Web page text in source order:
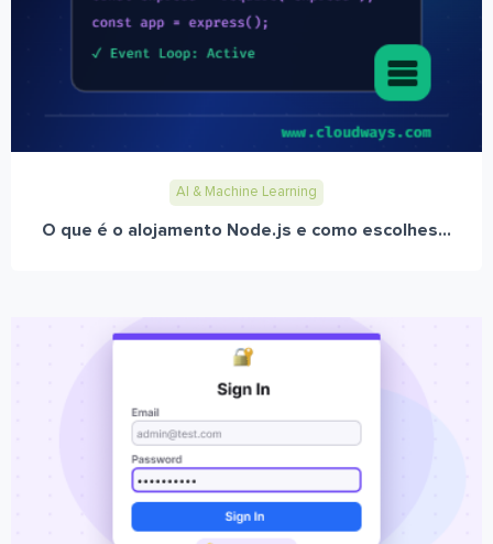
AI & Machine Learning
O que é o alojamento Node.js e como escolhes...